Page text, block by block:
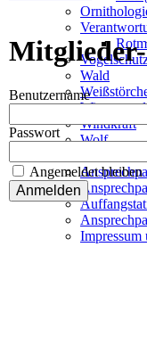
Wald
Wiesen
Windkraft
Wolf
Impressum
Benutzername
Passwort
Angemeldet bleiben